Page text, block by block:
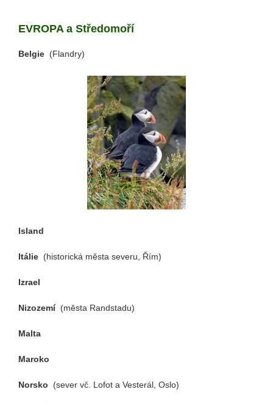
EVROPA a Středomoří
Belgie (Flandry)
Island
Itálie (historická města severu, Řím)
Izrael
Nizozemí (města Randstadu)
Malta
Maroko
Norsko (sever vč. Lofot a Vesterál, Oslo)